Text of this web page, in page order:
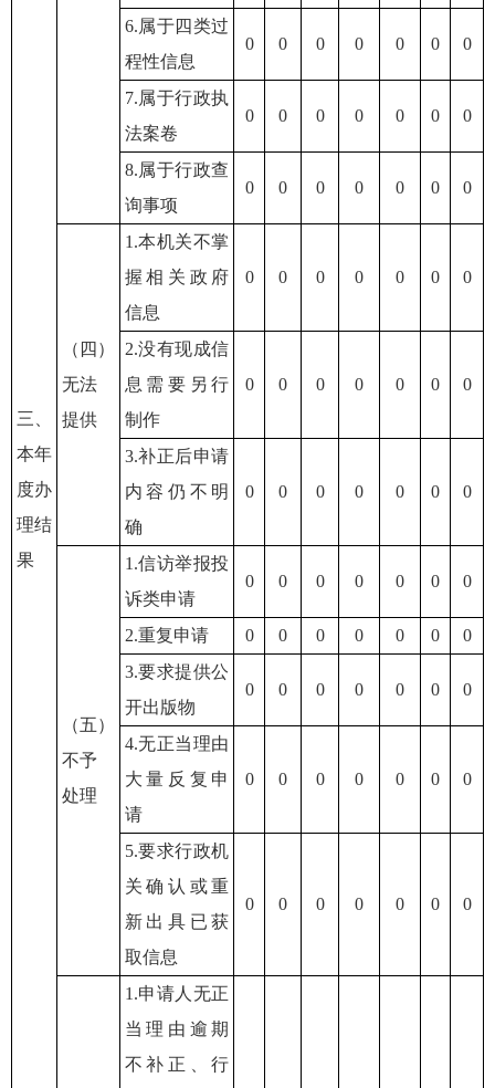
三、
本年
度办
理结
果
6.属于四类过
程性信息
0 0 0 0 0 0 0
7.属于行政执
法案卷
0 0 0 0 0 0 0
8.属于行政查
询事项
0 0 0 0 0 0 0
（四）
无法
提供
1.本机关不掌
握相关政府
信息
0 0 0 0 0 0 0
2.没有现成信
息需要另行
制作
0 0 0 0 0 0 0
3.补正后申请
内容仍不明
确
0 0 0 0 0 0 0
（五）
不予
处理
1.信访举报投
诉类申请
0 0 0 0 0 0 0
2.重复申请 0 0 0 0 0 0
0
3.要求提供公
开出版物
0 0 0 0 0 0 0
4.无正当理由
大量反复申
请
0 0 0 0 0 0 0
5.要求行政机
关确认或重
新出具已获
取信息
0 0 0 0 0 0 0
1.申请人无正
当理由逾期
不补正、行